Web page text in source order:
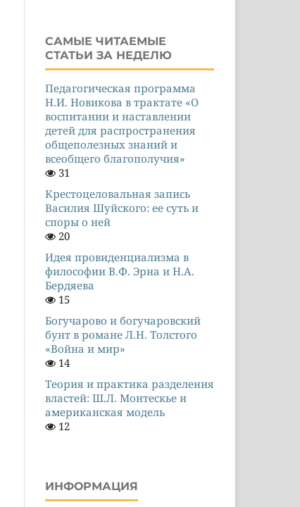
САМЫЕ ЧИТАЕМЫЕ
СТАТЬИ ЗА НЕДЕЛЮ
Педагогическая программа
Н.И. Новикова в трактате «О
воспитании и наставлении
детей для распространения
общеполезных знаний и
всеобщего благополучия»
31
Крестоцеловальная запись
Василия Шуйского: ее суть и
споры о ней
20
Идея провиденциализма в
философии В.Ф. Эрна и Н.А.
Бердяева
15
Богучарово и богучаровский
бунт в романе Л.Н. Толстого
«Война и мир»
14
Теория и практика разделения
властей: Ш.Л. Монтескье и
американская модель
12
ИНФОРМАЦИЯ